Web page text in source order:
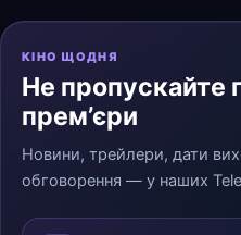
КІНО ЩОДНЯ
Не пропускайте
прем’єри
Новини, трейлери, дати
обговорення — у наших